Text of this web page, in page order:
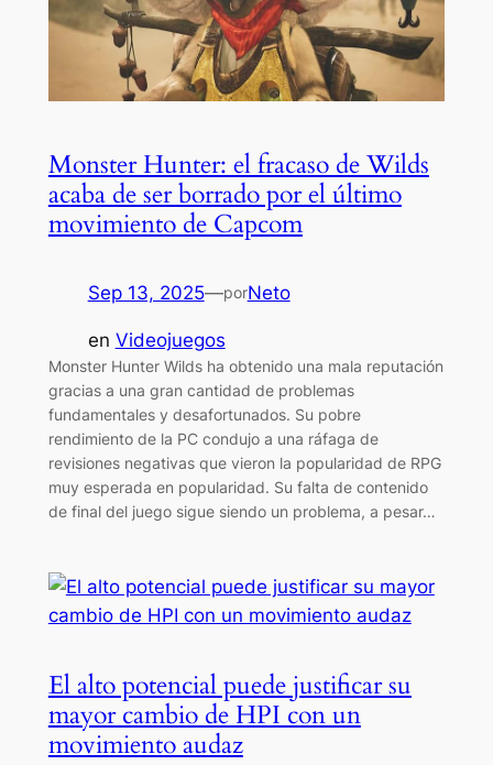
Monster Hunter: el fracaso de Wilds
acaba de ser borrado por el último
movimiento de Capcom
Sep 13, 2025—porNeto
en Videojuegos
Monster Hunter Wilds ha obtenido una mala reputación
gracias a una gran cantidad de problemas
fundamentales y desafortunados. Su pobre
rendimiento de la PC condujo a una ráfaga de
revisiones negativas que vieron la popularidad de RPG
muy esperada en popularidad. Su falta de contenido
de final del juego sigue siendo un problema, a pesar…
El alto potencial puede justificar su
mayor cambio de HPI con un
movimiento audaz